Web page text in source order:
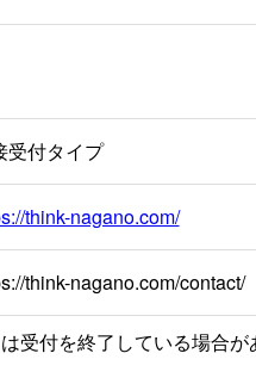
受付タイプ
think-nagano.com/
think-nagano.com/contact/
受付を終了している場合